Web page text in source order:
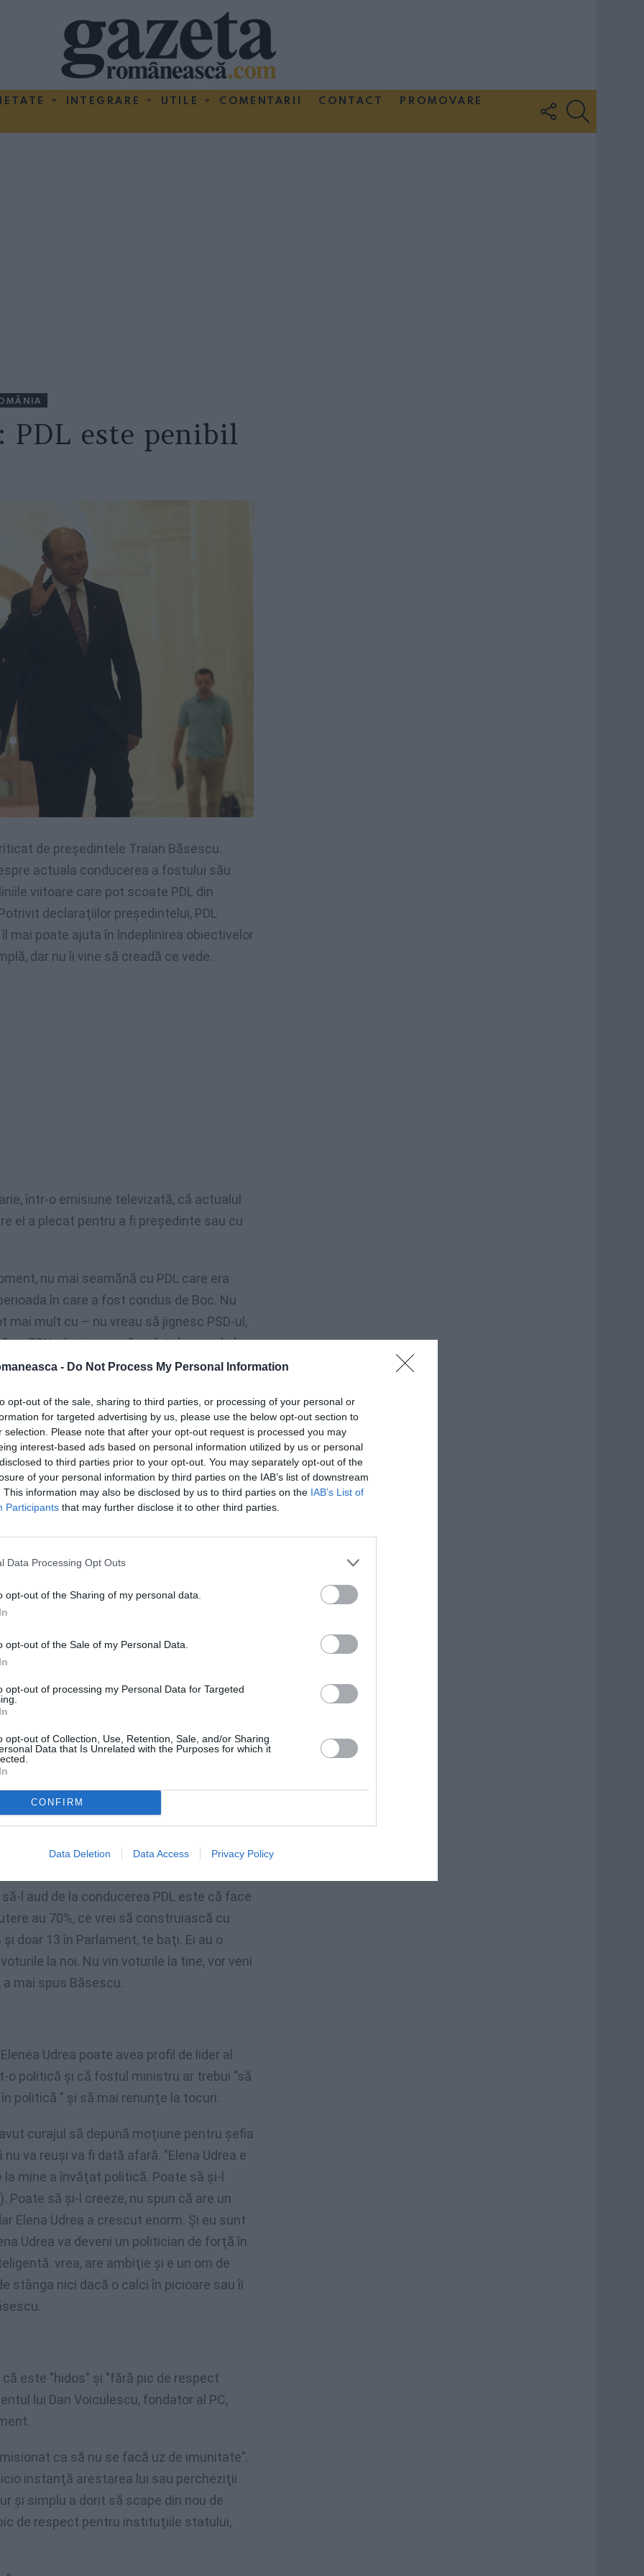
- Do Not Process My Personal Information
opt-out of the sale, sharing to third parties, or processing of your personal or
for targeted advertising by us, please use the below opt-out section to
selection. Please note that after your opt-out request is processed you may
interest-based ads based on personal information utilized by us or personal
to third parties prior to your opt-out. You may separately opt-out of the
of your personal information by third parties on the IAB’s list of downstream
This information may also be disclosed by us to third parties on the IAB’s List of
Participants that may further disclose it to other third parties.
Data Processing Opt Outs
opt-out of the Sharing of my personal data.
opt-out of the Sale of my Personal Data.
opt-out of processing my Personal Data for Targeted
opt-out of Collection, Use, Retention, Sale, and/or Sharing
Data that Is Unrelated with the Purposes for which it
CONFIRM
Data Deletion Data Access Privacy Policy
INTEGRARE UTILE COMENTARII CONTACT
PROMOVARE
FOLLOW
US
PDL este penibil
de preşedintele Traian Băsescu.
actuala conducerea a fostului său
viitoare care pot scoate PDL din
declaraţiilor preşedintelui, PDL
mai poate ajuta în îndeplinirea obiectivelor
dar nu îi vine să creadă ce vede.
într-o emisiune televizată, că actualul
el a plecat pentru a fi preşedinte sau cu
nu mai seamănă cu PDL care era
în care a fost condus de Boc. Nu
mai mult cu – nu vreau să jignesc PSD-ul,
cu FSN-ul, şi vreau să ne înţelegem de la
un instrument politic. Până când îmi
în atingerea obiectivelor. Dacă mă
care am semnat un pact, cu premierul,
administrativă şi legea
pentru un partid care se vrea serios şi
este acela că este vorba de "un partid
mereu aproape de PDL.
cu notorietate, însă nimeni nu îl
să îi dea numele. De asemenea,
în faţă membri tineri, care să se bată cu
Nu o să-i spun numele, îi cunosc, îi
E bărbat, dar nu e agreat. PDL are o
cu care poate ieşi în frunte să relanseze
PDL-ului de a face opoziţie
l aud de la conducerea PDL este că face
au 70%, ce vrei să construiască cu
doar 13 în Parlament, te baţi. Ei au o
la noi. Nu vin voturile la tine, vor veni
mai spus Băsescu.
Udrea poate avea profil de lider al
o politică şi că fostul ministru ar trebui "să
politică " şi să mai renunţe la tocuri.
curajul să depună moţiune pentru şefia
va reuşi va fi dată afară. "Elena Udrea e
mine a învăţat politică. Poate să şi-l
Poate să şi-l creeze, nu spun că are un
Elena Udrea a crescut enorm. Şi eu sunt
Udrea va deveni un politician de forţă în
vrea, are ambiţie şi e un om de
stânga nici dacă o calci în picioare sau îi
este "hidos" şi "fără pic de respect
lui Dan Voiculescu, fondator al PC,
ca să nu se facă uz de imunitate".
instanţă arestarea lui sau percheziţii
şi simplu a dorit să scape din nou de
de respect pentru instituţiile statului,